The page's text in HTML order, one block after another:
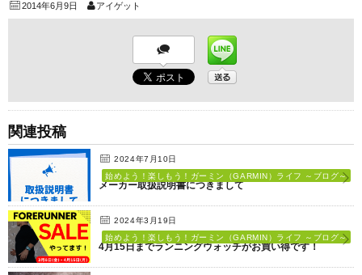
2014年6月9日 アイゲット
関連投稿
2024年7月10日
始めよう！楽しもう！ガーミン（GARMIN）ライフ ～ブログ～
メーカー取扱説明書につきまして
2024年3月19日
始めよう！楽しもう！ガーミン（GARMIN）ライフ ～ブログ～
4月15日までランニングウォッチがお買い得です！